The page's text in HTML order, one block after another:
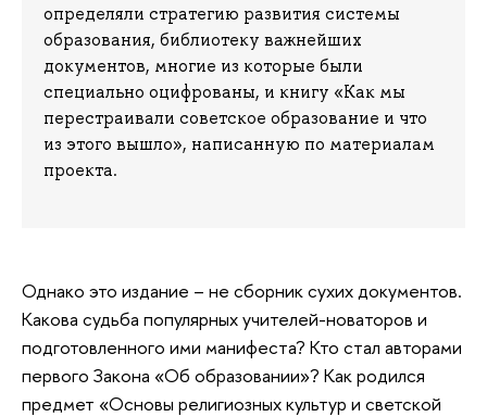
определяли стратегию развития системы
образования, библиотеку важнейших
документов, многие из которые были
специально оцифрованы, и книгу «Как мы
перестраивали советское образование и что
из этого вышло», написанную по материалам
проекта.
Однако это издание – не сборник сухих документов.
Какова судьба популярных учителей-новаторов и
подготовленного ими манифеста? Кто стал авторами
первого Закона «Об образовании»? Как родился
предмет «Основы религиозных культур и светской